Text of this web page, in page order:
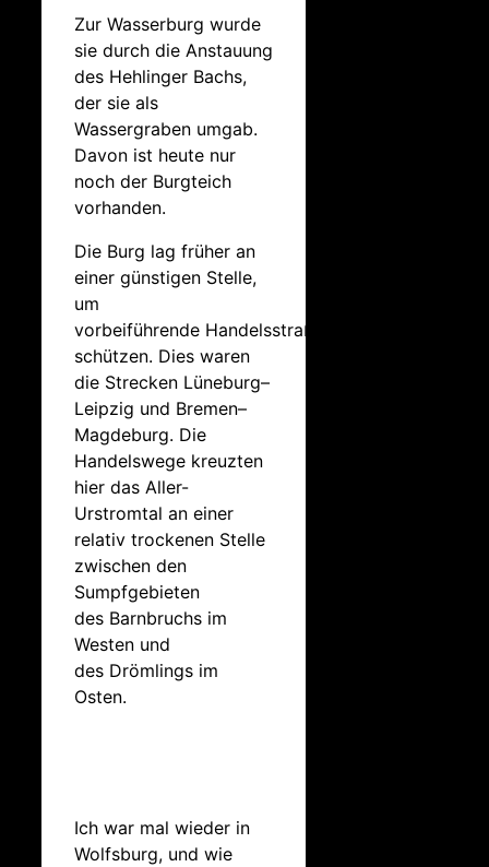
Zur Wasserburg wurde
sie durch die Anstauung
des Hehlinger Bachs,
der sie als
Wassergraben umgab.
Davon ist heute nur
noch der Burgteich
vorhanden.
Die Burg lag früher an
einer günstigen Stelle,
um
vorbeiführende Handelsstraßen zu
schützen. Dies waren
die Strecken Lüneburg–
Leipzig und Bremen–
Magdeburg. Die
Handelswege kreuzten
hier das Aller-
Urstromtal an einer
relativ trockenen Stelle
zwischen den
Sumpfgebieten
des Barnbruchs im
Westen und
des Drömlings im
Osten.
Ich war mal wieder in
Wolfsburg, und wie